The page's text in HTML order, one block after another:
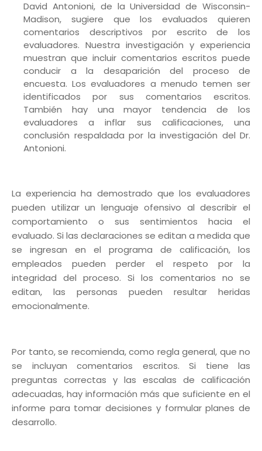
David Antonioni, de la Universidad de Wisconsin-
Madison, sugiere que los evaluados quieren
comentarios descriptivos por escrito de los
evaluadores. Nuestra investigación y experiencia
muestran que incluir comentarios escritos puede
conducir a la desaparición del proceso de
encuesta. Los evaluadores a menudo temen ser
identificados por sus comentarios escritos.
También hay una mayor tendencia de los
evaluadores a inflar sus calificaciones, una
conclusión respaldada por la investigación del Dr.
Antonioni.
La experiencia ha demostrado que los evaluadores
pueden utilizar un lenguaje ofensivo al describir el
comportamiento o sus sentimientos hacia el
evaluado. Si las declaraciones se editan a medida que
se ingresan en el programa de calificación, los
empleados pueden perder el respeto por la
integridad del proceso. Si los comentarios no se
editan, las personas pueden resultar heridas
emocionalmente.
Por tanto, se recomienda, como regla general, que no
se incluyan comentarios escritos. Si tiene las
preguntas correctas y las escalas de calificación
adecuadas, hay información más que suficiente en el
informe para tomar decisiones y formular planes de
desarrollo.